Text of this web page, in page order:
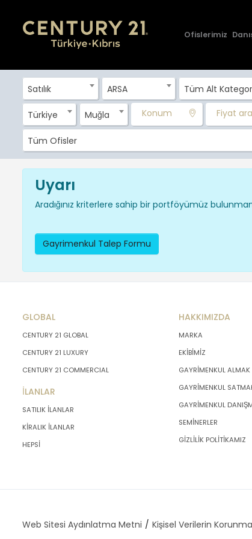
Ofislerimiz
Satılık ARSA Tüm Alt
Türkiye Muğla Konum Fiyat
Tüm Ofisler
Uyarı
Aradığınız kriterlere sahip bir portföyümüz
Gayrimenkul Talep Formu
GLOBAL
CENTURY 21 GLOBAL
CENTURY 21 LUXURY
CENTURY 21 COMMERCIAL
İLANLAR
SATILIK İLANLAR
KİRALIK İLANLAR
HEPSİ
HAKKIMIZDA
MARKA
EKİBİMİZ
GAYRİMENKUL ALMAK
GAYRİMENKUL
GAYRİMENKUL
SEMİNERLER
GİZLİLİK POLİTİKAMIZ
Web Sitesi Aydınlatma Metni Kişisel Verilerin